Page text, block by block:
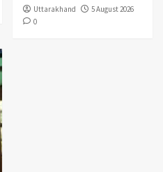
Uttarakhand
5 August 2026
0